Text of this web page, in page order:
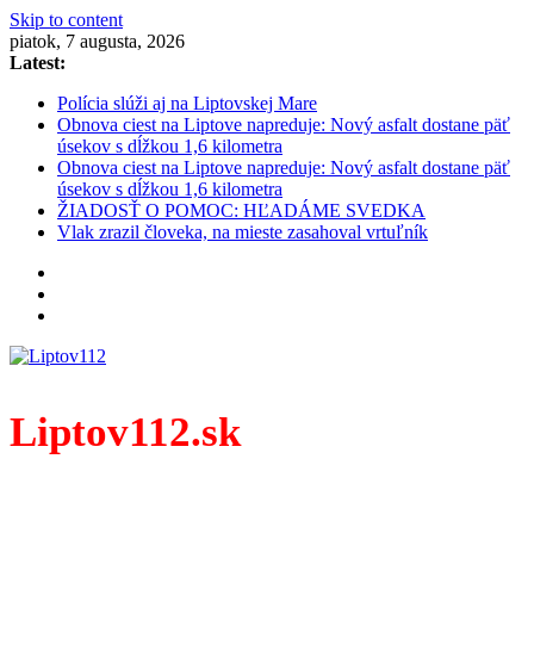
Skip to content
piatok, 7 augusta, 2026
Latest:
Polícia slúži aj na Liptovskej Mare
Obnova ciest na Liptove napreduje: Nový asfalt dostane päť
úsekov s dĺžkou 1,6 kilometra
Obnova ciest na Liptove napreduje: Nový asfalt dostane päť
úsekov s dĺžkou 1,6 kilometra
ŽIADOSŤ O POMOC: HĽADÁME SVEDKA
Vlak zrazil človeka, na mieste zasahoval vrtuľník
Liptov112.sk